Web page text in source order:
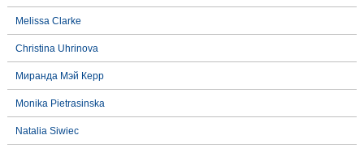
Melissa Clarke
Christina Uhrinova
Миранда Мэй Керр
Monika Pietrasinska
Natalia Siwiec